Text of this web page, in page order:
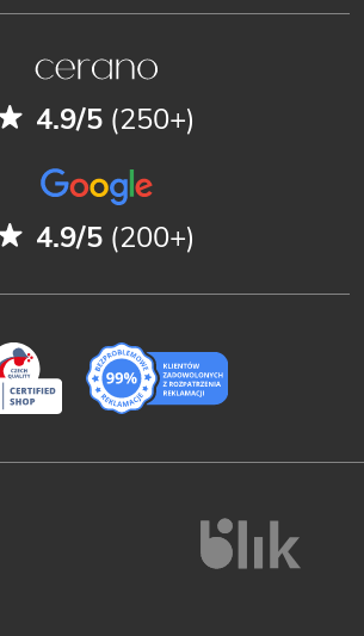
4.9/5 (250+)
4.9/5 (200+)